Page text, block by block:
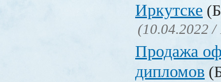
Иркутске
(10.04.2022 /
Продажа
дипломов